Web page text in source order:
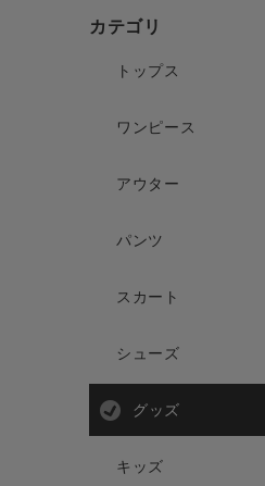
カテゴリ
トップス
ワンピース
アウター
パンツ
スカート
シューズ
グッズ
キッズ